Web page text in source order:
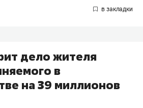
дело жителя
в
на 39 миллионов